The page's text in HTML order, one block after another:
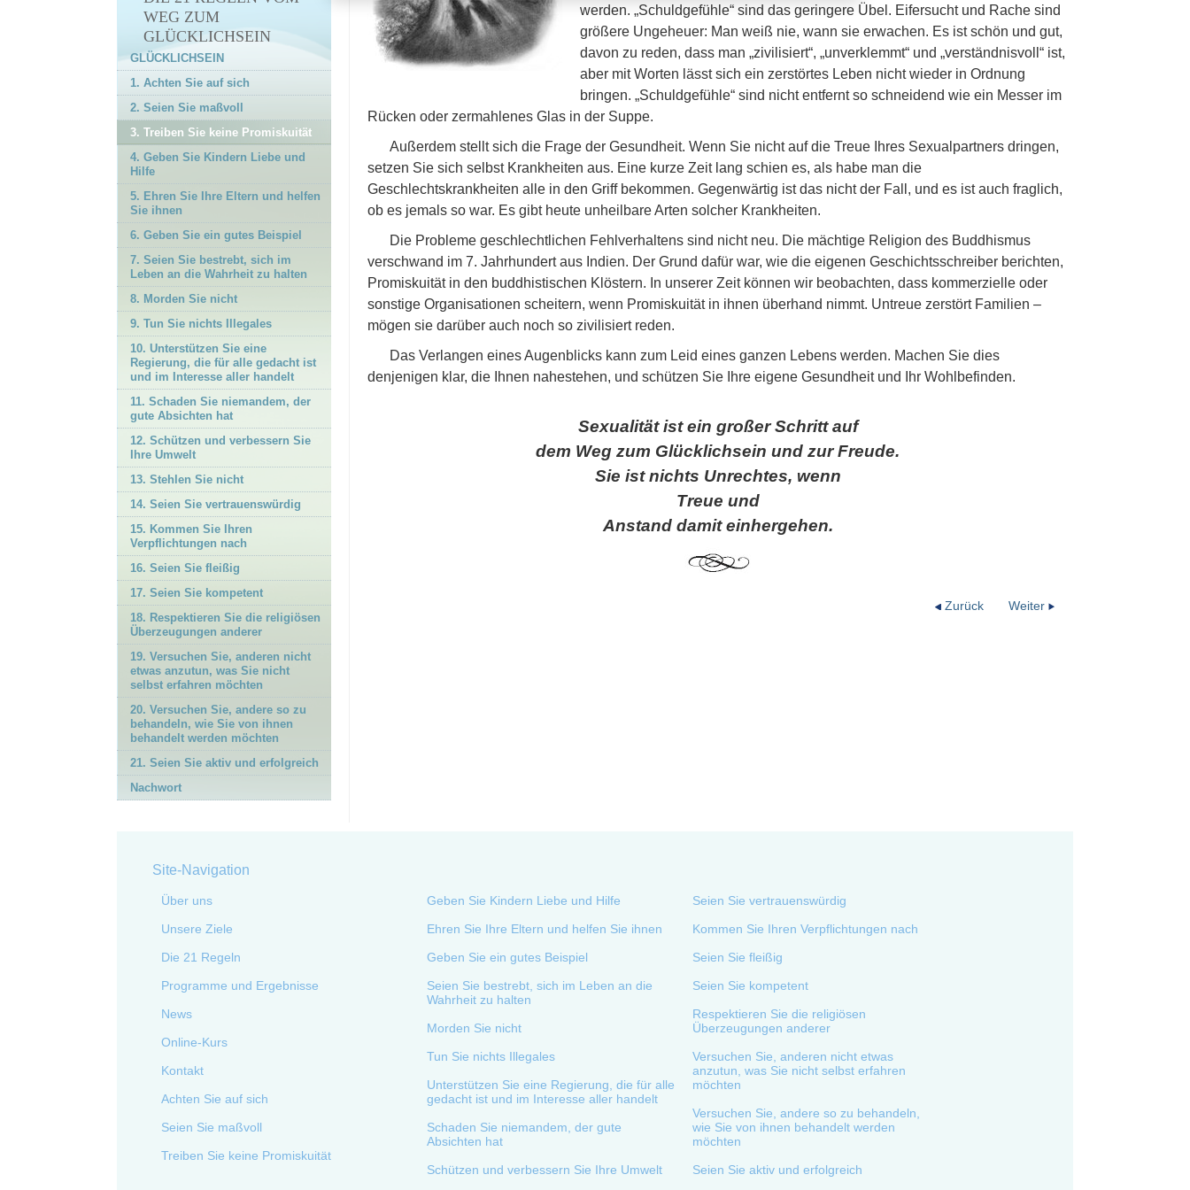
17. Seien Sie kompetent
18. Respektieren Sie die
19. Versuchen Sie, anderen
nicht etwas anzutun, was
Sie nicht selbst erfahren
möchten
von ihnen behandelt
21. Seien Sie aktiv und
erfolgreich
Nachwort
werden. „Schuldgefühle“ sind das geringere Übel. Eifersucht und Rache sind
größere Ungeheuer: Man weiß nie, wann sie erwachen. Es ist schön und gut,
davon zu reden, dass man „zivilisiert“, „unverklemmt“ und „verständnisvoll“ ist,
aber mit Worten lässt sich ein zerstörtes Leben nicht wieder in Ordnung
bringen. „Schuldgefühle“ sind nicht entfernt so schneidend wie ein Messer im
Rücken oder zermahlenes Glas in der Suppe.
Außerdem stellt sich die Frage der Gesundheit. Wenn Sie nicht auf die Treue Ihres Sexualpartners dringen,
setzen Sie sich selbst Krankheiten aus. Eine kurze Zeit lang schien es, als habe man die
Geschlechtskrankheiten alle in den Griff bekommen. Gegenwärtig ist das nicht der Fall, und es ist auch fraglich,
ob es jemals so war. Es gibt heute unheilbare Arten solcher Krankheiten.
Die Probleme geschlechtlichen Fehlverhaltens sind nicht neu. Die mächtige Religion des Buddhismus
verschwand im 7. Jahrhundert aus Indien. Der Grund dafür war, wie die eigenen Geschichtsschreiber berichten,
Promiskuität in den buddhistischen Klöstern. In unserer Zeit können wir beobachten, dass kommerzielle oder
sonstige Organisationen scheitern, wenn Promiskuität in ihnen überhand nimmt. Untreue zerstört Familien –
mögen sie darüber auch noch so zivilisiert reden.
Das Verlangen eines Augenblicks kann zum Leid eines ganzen Lebens werden. Machen Sie dies
denjenigen klar, die Ihnen nahestehen, und schützen Sie Ihre eigene Gesundheit und Ihr Wohlbefinden.
Sexualität ist ein großer Schritt auf
dem Weg zum Glücklichsein und zur Freude.
Sie ist nichts Unrechtes, wenn
Treue und
Anstand damit einhergehen.
Weiter
Zurück
WEG ZUM
GLÜCKLICHSEIN
GLÜCKLICHSEIN
1. Achten Sie auf sich
2. Seien Sie maßvoll
3. Treiben Sie keine Promiskuität
4. Geben Sie Kindern Liebe und
Hilfe
5. Ehren Sie Ihre Eltern und helfen
Sie ihnen
6. Geben Sie ein gutes Beispiel
7. Seien Sie bestrebt, sich im
Leben an die Wahrheit zu halten
8. Morden Sie nicht
9. Tun Sie nichts Illegales
10. Unterstützen Sie eine
Regierung, die für alle gedacht ist
und im Interesse aller handelt
11. Schaden Sie niemandem, der
gute Absichten hat
12. Schützen und verbessern Sie
Ihre Umwelt
13. Stehlen Sie nicht
14. Seien Sie vertrauenswürdig
15. Kommen Sie Ihren
Verpflichtungen nach
16. Seien Sie fleißig
17. Seien Sie kompetent
18. Respektieren Sie die religiösen
Überzeugungen anderer
19. Versuchen Sie, anderen nicht
etwas anzutun, was Sie nicht
selbst erfahren möchten
20. Versuchen Sie, andere so zu
behandeln, wie Sie von ihnen
behandelt werden möchten
21. Seien Sie aktiv und erfolgreich
Nachwort
Site-Navigation
Über uns
Unsere Ziele
Die 21 Regeln
Programme und Ergebnisse
News
Online-Kurs
Kontakt
Achten Sie auf sich
Seien Sie maßvoll
Treiben Sie keine Promiskuität
Geben Sie Kindern Liebe und Hilfe
Ehren Sie Ihre Eltern und helfen Sie ihnen
Geben Sie ein gutes Beispiel
Seien Sie bestrebt, sich im Leben an die
Wahrheit zu halten
Morden Sie nicht
Tun Sie nichts Illegales
Unterstützen Sie eine Regierung, die für alle
gedacht ist und im Interesse aller handelt
Schaden Sie niemandem, der gute
Absichten hat
Schützen und verbessern Sie Ihre Umwelt
Seien Sie vertrauenswürdig
Kommen Sie Ihren Verpflichtungen nach
Seien Sie fleißig
Seien Sie kompetent
Respektieren Sie die religiösen
Überzeugungen anderer
Versuchen Sie, anderen nicht etwas
anzutun, was Sie nicht selbst erfahren
möchten
Versuchen Sie, andere so zu behandeln,
wie Sie von ihnen behandelt werden
möchten
Seien Sie aktiv und erfolgreich